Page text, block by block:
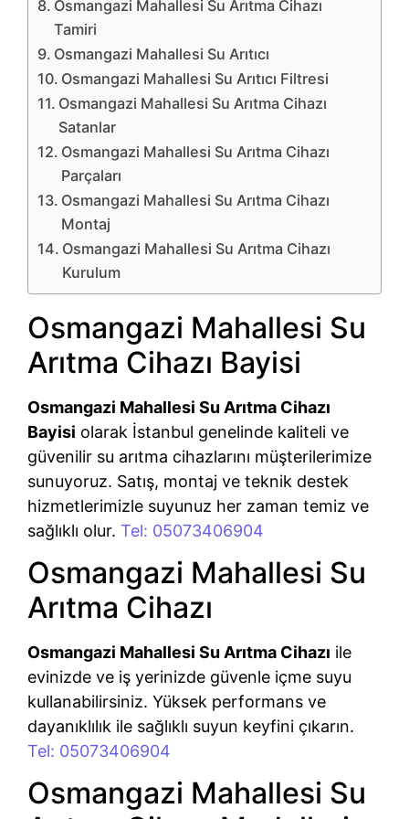
Osmangazi Mahallesi Su Arıtma Cihazı
Tamiri
Osmangazi Mahallesi Su Arıtıcı
Osmangazi Mahallesi Su Arıtıcı Filtresi
Osmangazi Mahallesi Su Arıtma Cihazı
Satanlar
Osmangazi Mahallesi Su Arıtma Cihazı
Parçaları
Osmangazi Mahallesi Su Arıtma Cihazı
Montaj
Osmangazi Mahallesi Su Arıtma Cihazı
Kurulum
Osmangazi Mahallesi Su
Arıtma Cihazı Bayisi
Osmangazi Mahallesi Su Arıtma Cihazı
Bayisi olarak İstanbul genelinde kaliteli ve
güvenilir su arıtma cihazlarını müşterilerimize
sunuyoruz. Satış, montaj ve teknik destek
hizmetlerimizle suyunuz her zaman temiz ve
sağlıklı olur. Tel: 05073406904
Osmangazi Mahallesi Su
Arıtma Cihazı
Osmangazi Mahallesi Su Arıtma Cihazı ile
evinizde ve iş yerinizde güvenle içme suyu
kullanabilirsiniz. Yüksek performans ve
dayanıklılık ile sağlıklı suyun keyfini çıkarın.
Tel: 05073406904
Osmangazi Mahallesi Su